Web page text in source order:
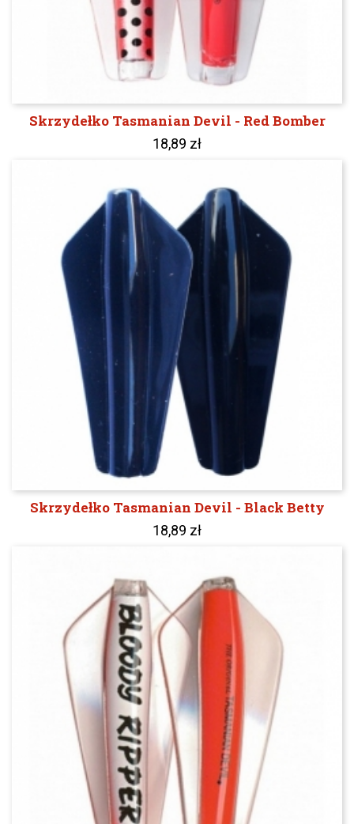
Skrzydełko Tasmanian Devil - Red Bomber
18,89 zł
Skrzydełko Tasmanian Devil - Black Betty
18,89 zł